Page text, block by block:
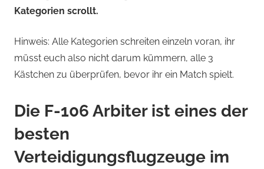
Kategorien scrollt.
Hinweis: Alle Kategorien schreiten einzeln voran, ihr
müsst euch also nicht darum kümmern, alle 3
Kästchen zu überprüfen, bevor ihr ein Match spielt.
Die F-106 Arbiter ist eines der
besten
Verteidigungsflugzeuge im